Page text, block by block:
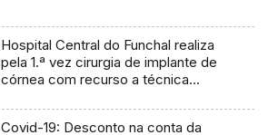
Hospital Central do Funchal realiza
pela 1.ª vez cirurgia de implante de
córnea com recurso a técnica
Covid-19: Desconto na conta da